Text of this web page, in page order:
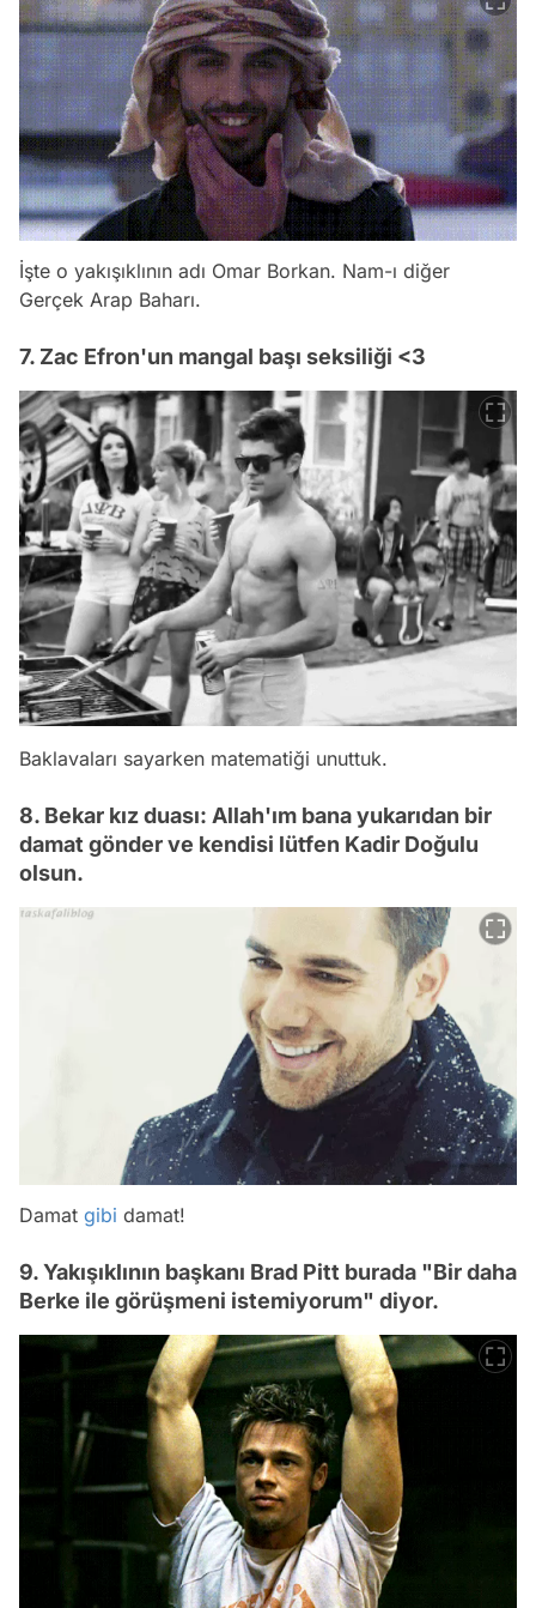
İşte o yakışıklının adı Omar Borkan. Nam-ı diğer
Gerçek Arap Baharı.
7. Zac Efron'un mangal başı seksiliği <3
Baklavaları sayarken matematiği unuttuk.
8. Bekar kız duası: Allah'ım bana yukarıdan bir
damat gönder ve kendisi lütfen Kadir Doğulu
olsun.
Damat gibi damat!
9. Yakışıklının başkanı Brad Pitt burada "Bir daha
Berke ile görüşmeni istemiyorum" diyor.